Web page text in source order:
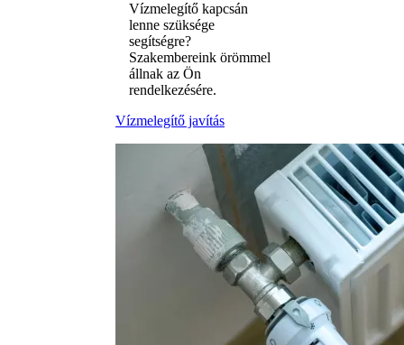
Vízmelegítő kapcsán
lenne szüksége
segítségre?
Szakembereink örömmel
állnak az Ön
rendelkezésére.
Vízmelegítő javítás